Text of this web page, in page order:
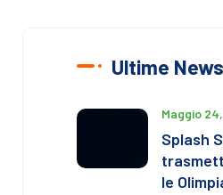
Ultime News
Maggio
Splash
le